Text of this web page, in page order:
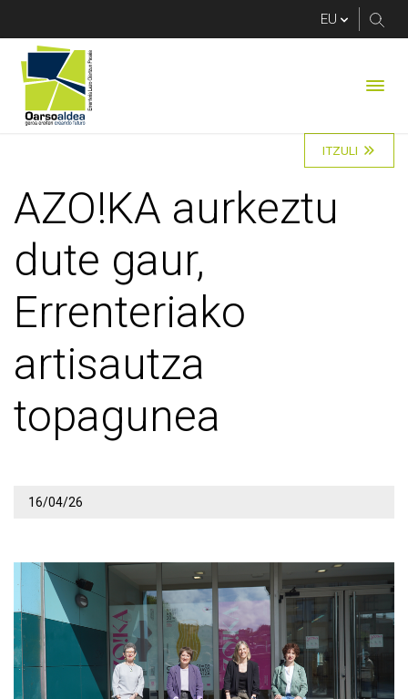
AZO!KA aurkeztuITZULI
AZO!KA aurkeztu
dute gaur,
Errenteriako
artisautza
topagunea
16/04/26